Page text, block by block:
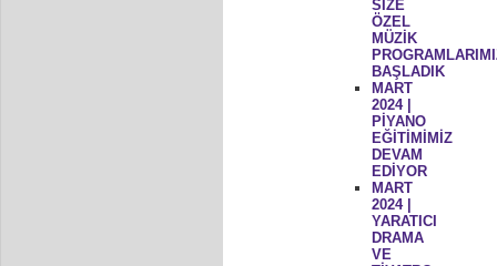
SİZE
ÖZEL
MÜZİK
BAŞLADIK
MART
2024 |
PİYANO
EĞİTİMİMİZ
DEVAM
EDİYOR
MART
2024 |
YARATICI
DRAMA
VE